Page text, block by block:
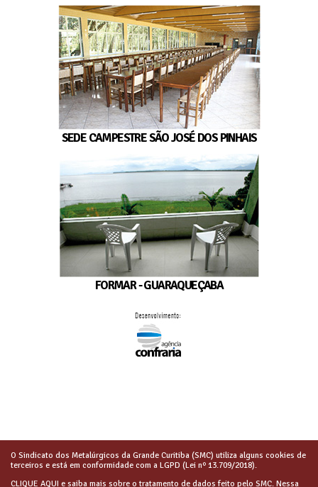
SEDE CAMPESTRE SÃO JOSÉ DOS PINHAIS
FORMAR - GUARAQUEÇABA
O Sindicato dos Metalúrgicos da Grande Curitiba (SMC) utiliza alguns cookies de
terceiros e está em conformidade com a LGPD (Lei nº 13.709/2018).
CLIQUE AQUI e saiba mais sobre o tratamento de dados feito pelo SMC. Nessa